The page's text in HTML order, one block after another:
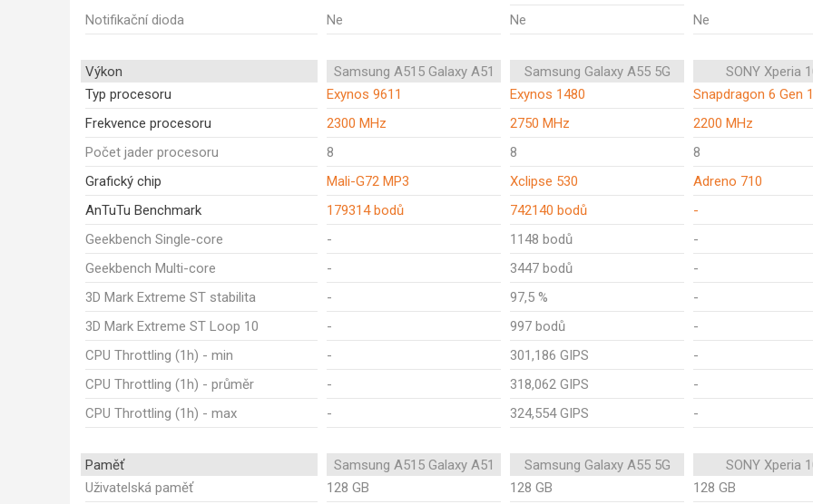
Notifikační dioda Ne Ne Ne
Výkon Samsung A515 Galaxy A51 Samsung Galaxy A55 5G
SONY Xperia
Typ procesoru
Exynos 9611 Exynos 1480
Snapdragon 6 Gen 1
Frekvence procesoru
2300 MHz 2750 MHz
2200 MHz
Počet jader procesoru
8 8
8
Grafický chip
Mali-G72 MP3 Xclipse 530
Adreno 710
AnTuTu Benchmark
179314 bodů 742140 bodů
-
Geekbench Single-core
- 1148 bodů
-
Geekbench Multi-core
- 3447 bodů
-
3D Mark Extreme ST stabilita
- 97,5 %
-
3D Mark Extreme ST Loop 10
- 997 bodů
-
CPU Throttling (1h) - min
- 301,186 GIPS
-
CPU Throttling (1h) - průměr
- 318,062 GIPS
-
CPU Throttling (1h) - max
- 324,554 GIPS -
Paměť Samsung A515 Galaxy A51 Samsung Galaxy A55 5G
SONY Xperia
Uživatelská paměť
128 GB 128 GB
128 GB